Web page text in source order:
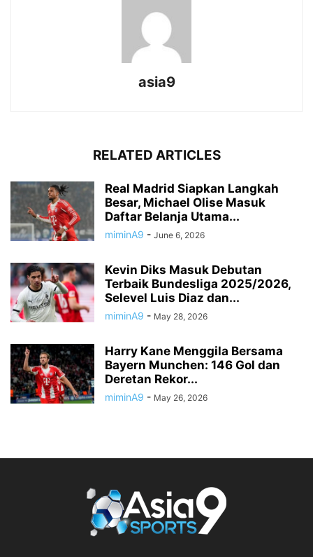
asia9
RELATED ARTICLES
Real Madrid Siapkan Langkah
Besar, Michael Olise Masuk
Daftar Belanja Utama...
miminA9 - June 6, 2026
Kevin Diks Masuk Debutan
Terbaik Bundesliga 2025/2026,
Selevel Luis Diaz dan...
miminA9 - May 28, 2026
Harry Kane Menggila Bersama
Bayern Munchen: 146 Gol dan
Deretan Rekor...
miminA9 - May 26, 2026